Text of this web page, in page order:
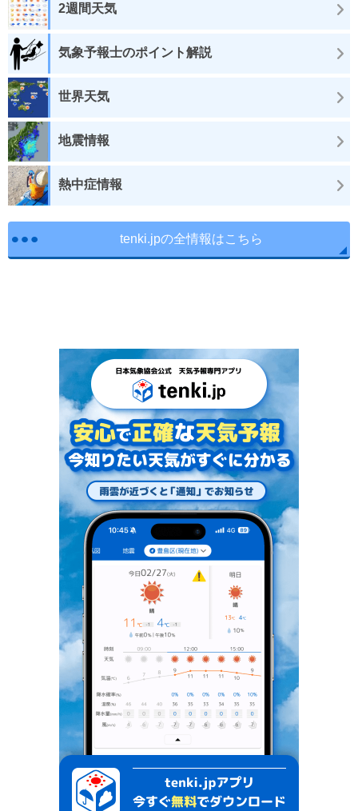
2週間天気
気象予報士のポイント解説
世界天気
地震情報
熱中症情報
tenki.jpの全情報はこちら